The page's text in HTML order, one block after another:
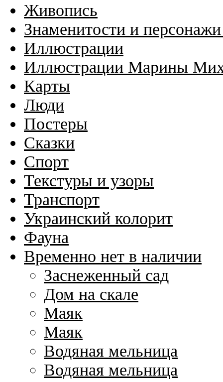
Живопись
Знаменитости и
Иллюстрации
Иллюстрации Марины
Карты
Люди
Постеры
Сказки
Спорт
Текстуры и узоры
Транспорт
Украинский колорит
Фауна
Временно нет в наличии
Заснеженный сад
Дом на скале
Маяк
Маяк
Водяная мельница
Водяная мельница